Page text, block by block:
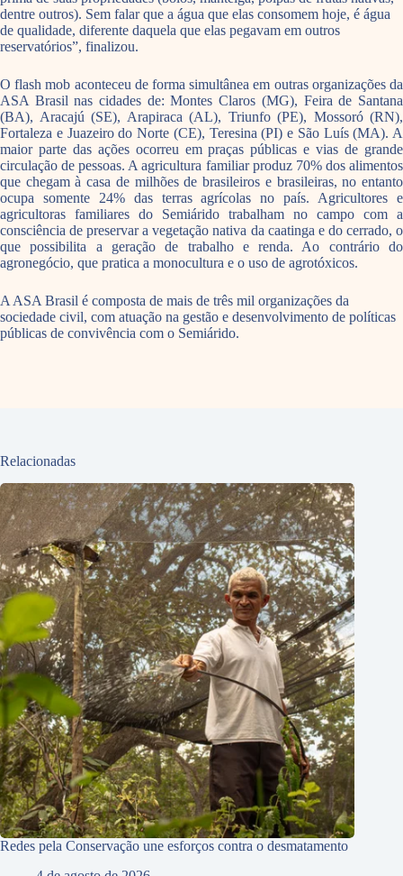
dentre outros). Sem falar que a água que elas consomem hoje, é água
de qualidade, diferente daquela que elas pegavam em outros
reservatórios”, finalizou.
O flash mob aconteceu de forma simultânea em outras organizações da
ASA Brasil nas cidades de: Montes Claros (MG), Feira de Santana
(BA), Aracajú (SE), Arapiraca (AL), Triunfo (PE), Mossoró (RN),
Fortaleza e Juazeiro do Norte (CE), Teresina (PI) e São Luís (MA). A
maior parte das ações ocorreu em praças públicas e vias de grande
circulação de pessoas. A agricultura familiar produz 70% dos alimentos
que chegam à casa de milhões de brasileiros e brasileiras, no entanto
ocupa somente 24% das terras agrícolas no país. Agricultores e
agricultoras familiares do Semiárido trabalham no campo com a
consciência de preservar a vegetação nativa da caatinga e do cerrado, o
que possibilita a geração de trabalho e renda. Ao contrário do
agronegócio, que pratica a monocultura e o uso de agrotóxicos.
A ASA Brasil é composta de mais de três mil organizações da
sociedade civil, com atuação na gestão e desenvolvimento de políticas
públicas de convivência com o Semiárido.
Relacionadas
Redes pela Conservação une esforços contra o desmatamento